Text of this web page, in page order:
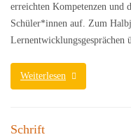
erreichten Kompetenzen und
Schüler*innen auf. Zum
Lernentwicklungsgesprächen
Weiterlesen
Schrift